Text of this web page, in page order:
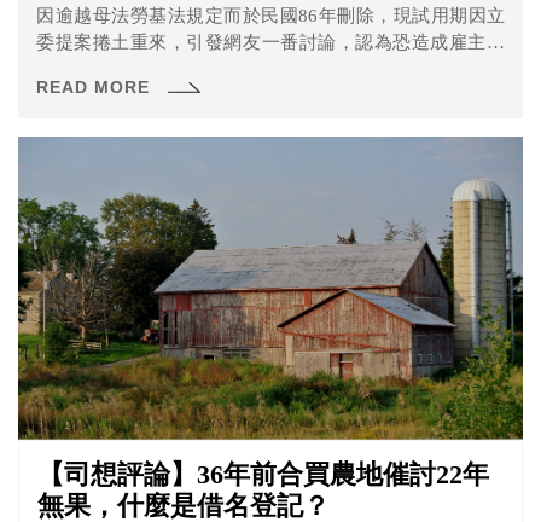
因逾越母法勞基法規定而於民國86年刪除，現試用期因立
委提案捲土重來，引發網友一番討論，認為恐造成雇主濫
READ MORE
【司想評論】36年前合買農地催討22年
無果，什麼是借名登記？